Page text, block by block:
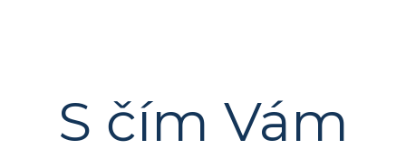
S čím Vám